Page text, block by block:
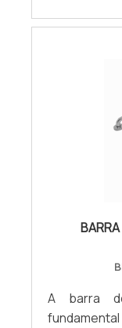
A barra